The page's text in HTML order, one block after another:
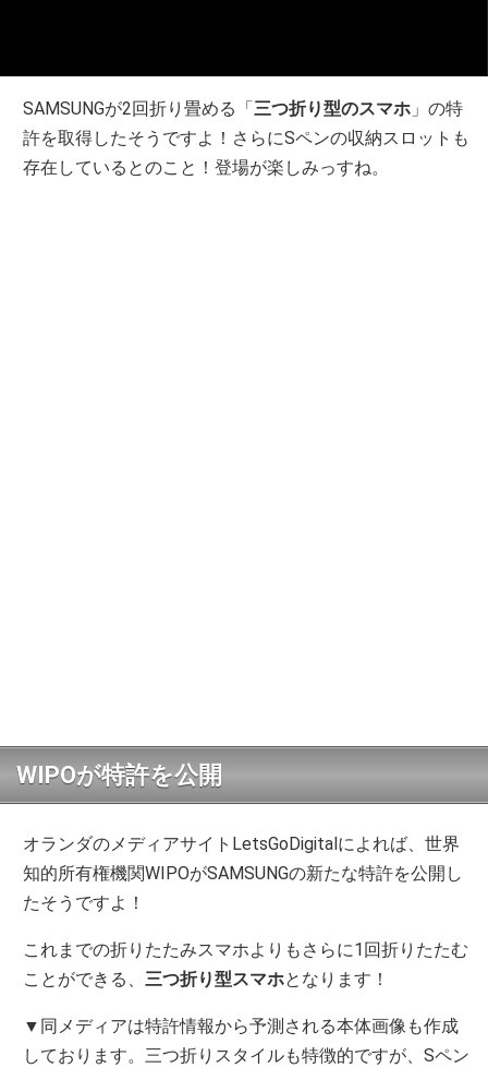
SAMSUNGが2回折り畳める「三つ折り型のスマホ 」の特
許を取得したそうですよ！さらにSペンの収納スロットも
存在しているとのこと！登場が楽しみっすね。
WIPOが特許を公開
オランダのメディアサイトLetsGoDigitalによれば、世界
知的所有権機関WIPOがSAMSUNGの新たな特許を公開し
たそうですよ！
これまでの折りたたみスマホよりもさらに1回折りたたむ
ことができる、三つ折り型スマホとなります！
▼同メディアは特許情報から予測される本体画像も作成
しております。三つ折りスタイルも特徴的ですが、Sペン